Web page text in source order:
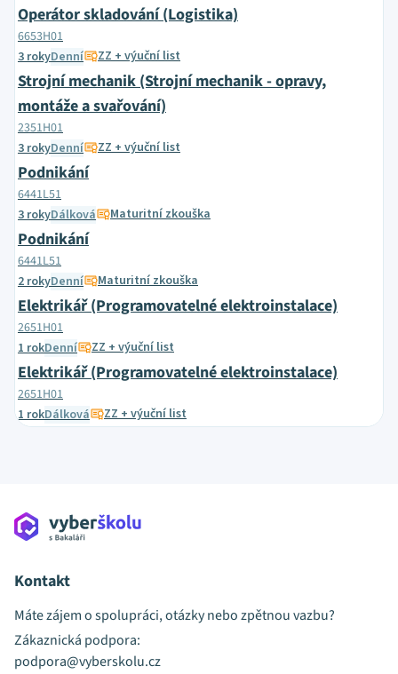
Operátor skladování (Logistika)
6653H01
3 rokyDenní ZZ + výuční list
Strojní mechanik (Strojní mechanik - opravy,
montáže a svařování)
2351H01
3 rokyDenní ZZ + výuční list
Podnikání
6441L51
3 rokyDálková Maturitní zkouška
Podnikání
6441L51
2 rokyDenní Maturitní zkouška
Elektrikář (Programovatelné elektroinstalace)
2651H01
1 rokDenní ZZ + výuční list
Elektrikář (Programovatelné elektroinstalace)
2651H01
1 rokDálková ZZ + výuční list
Kontakt
Máte zájem o spolupráci, otázky nebo zpětnou vazbu?
Zákaznická podpora:
podpora@vyberskolu.cz